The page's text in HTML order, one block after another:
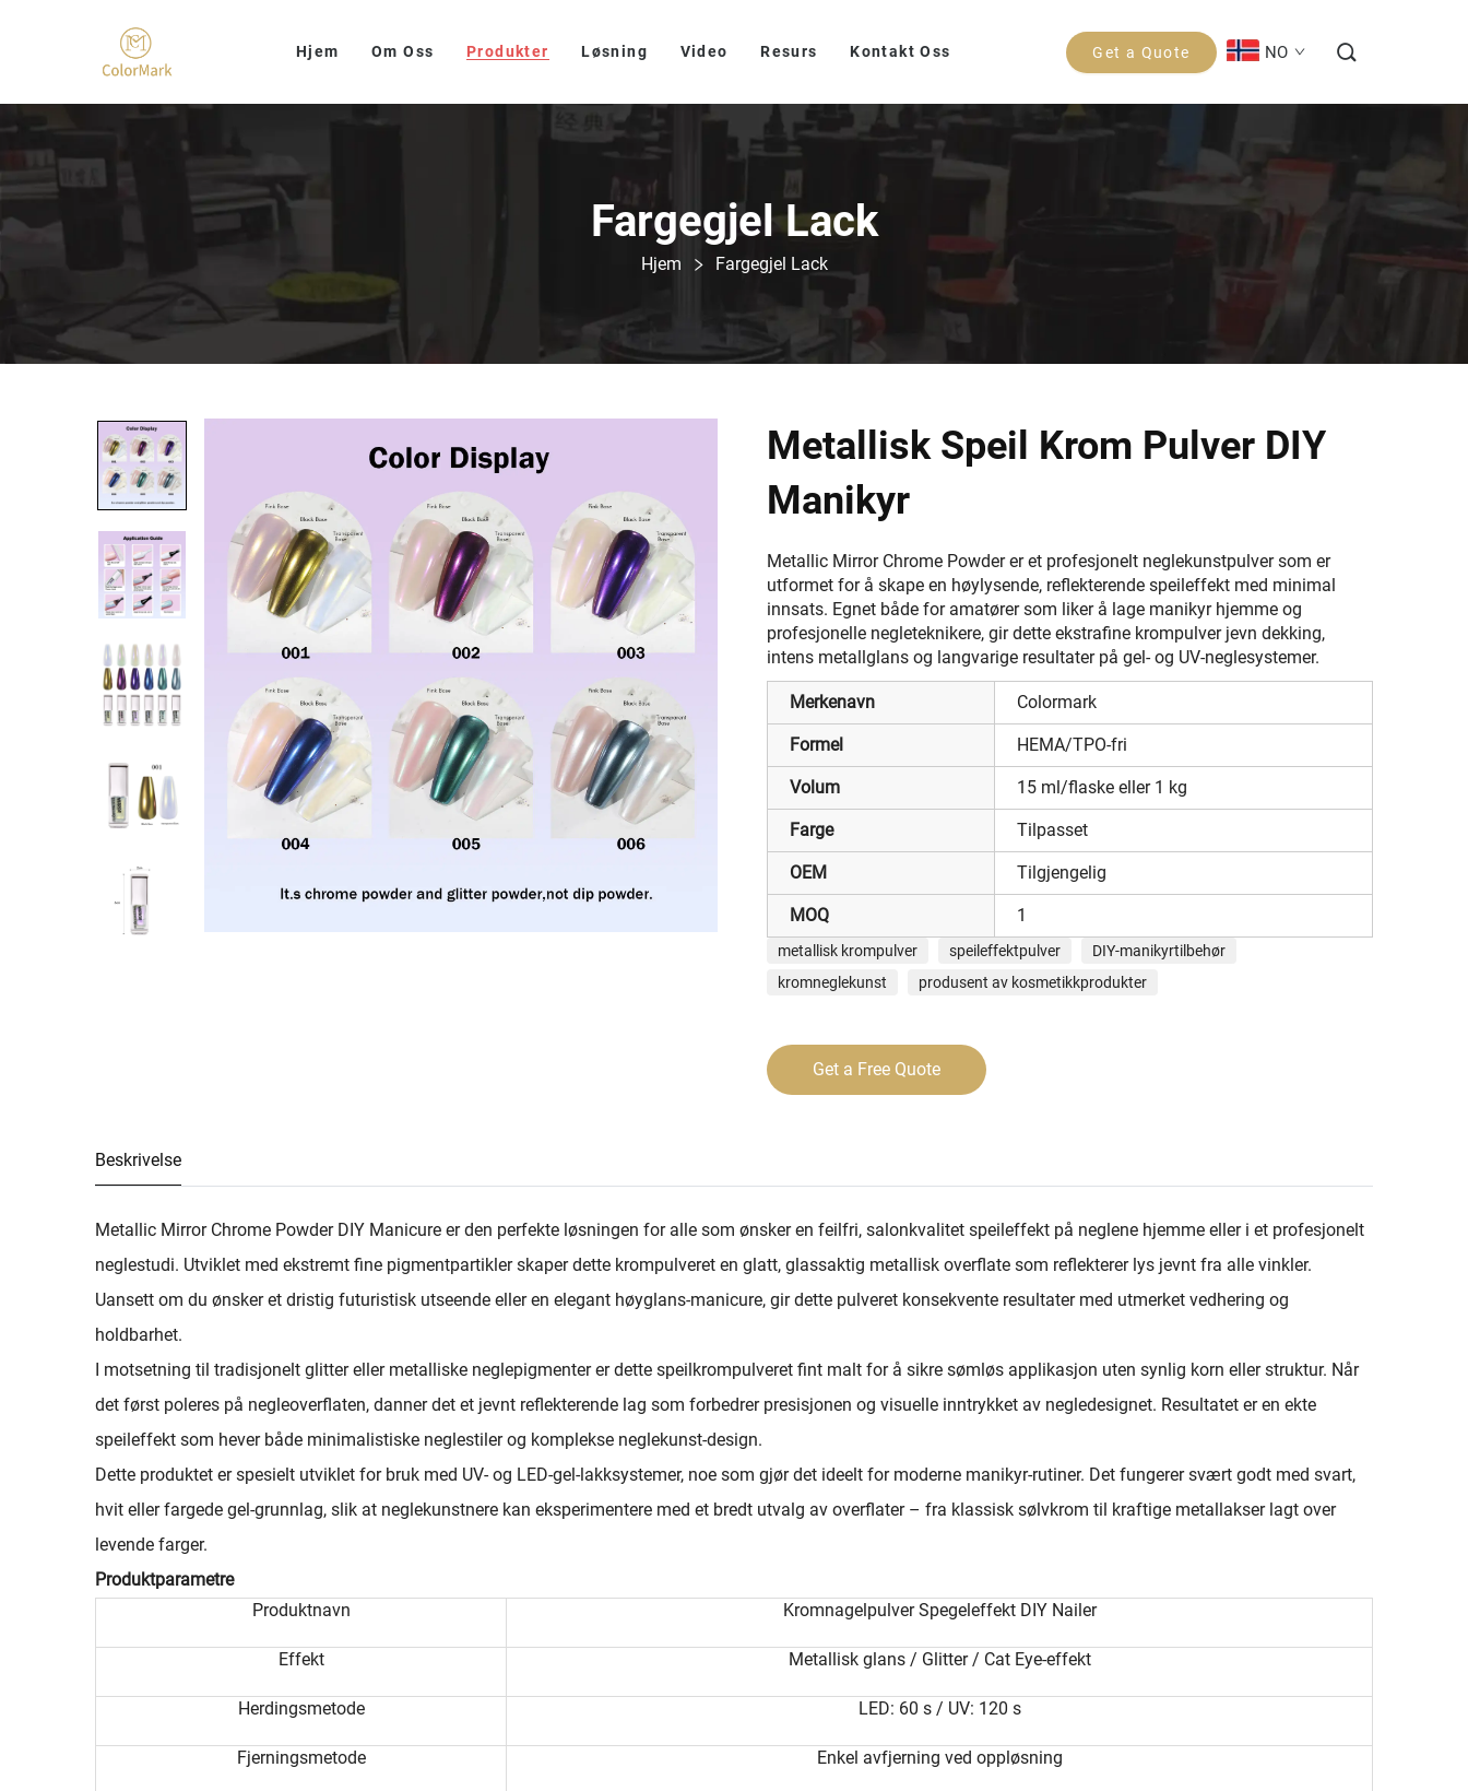
Hjem Om Oss Produkter Løsning Video Resurs Kontakt Oss Get a Quote NO
Fargegjel Lack
Hjem Fargegjel Lack
Metallisk Speil Krom Pulver DIY
Manikyr
Metallic Mirror Chrome Powder er et profesjonelt neglekunstpulver som er
utformet for å skape en høylysende, reflekterende speileffekt med minimal
innsats. Egnet både for amatører som liker å lage manikyr hjemme og
profesjonelle negleteknikere, gir dette ekstrafine krompulver jevn dekking,
intens metallglans og langvarige resultater på gel- og UV-neglesystemer.
Merkenavn Colormark
Formel HEMA/TPO-fri
Volum 15 ml/flaske eller 1 kg
Farge Tilpasset
OEM Tilgjengelig
MOQ 1
metallisk krompulver speileffektpulver
DIY-manikyrtilbehør
kromneglekunst
produsent av kosmetikkprodukter
Get a Free Quote
Beskrivelse
Metallic Mirror Chrome Powder DIY Manicure er den perfekte løsningen for alle som ønsker en feilfri, salonkvalitet speileffekt på neglene hjemme eller i et profesjonelt
neglestudi. Utviklet med ekstremt fine pigmentpartikler skaper dette krompulveret en glatt, glassaktig metallisk overflate som reflekterer lys jevnt fra alle vinkler.
Uansett om du ønsker et dristig futuristisk utseende eller en elegant høyglans-manicure, gir dette pulveret konsekvente resultater med utmerket vedhering og
holdbarhet.
I motsetning til tradisjonelt glitter eller metalliske neglepigmenter er dette speilkrompulveret fint malt for å sikre sømløs applikasjon uten synlig korn eller struktur. Når
det først poleres på negleoverflaten, danner det et jevnt reflekterende lag som forbedrer presisjonen og visuelle inntrykket av negledesignet. Resultatet er en ekte
speileffekt som hever både minimalistiske neglestiler og komplekse neglekunst-design.
Dette produktet er spesielt utviklet for bruk med UV- og LED-gel-lakksystemer, noe som gjør det ideelt for moderne manikyr-rutiner. Det fungerer svært godt med svart,
hvit eller fargede gel-grunnlag, slik at neglekunstnere kan eksperimentere med et bredt utvalg av overflater – fra klassisk sølvkrom til kraftige metallakser lagt over
levende farger.
Produktparametre
Produktnavn
Kromnagelpulver Spegeleffekt DIY Nailer
Effekt Metallisk glans / Glitter / Cat Eye-effekt
Herdingsmetode LED: 60 s / UV: 120 s
Fjerningsmetode Enkel avfjerning ved oppløsning